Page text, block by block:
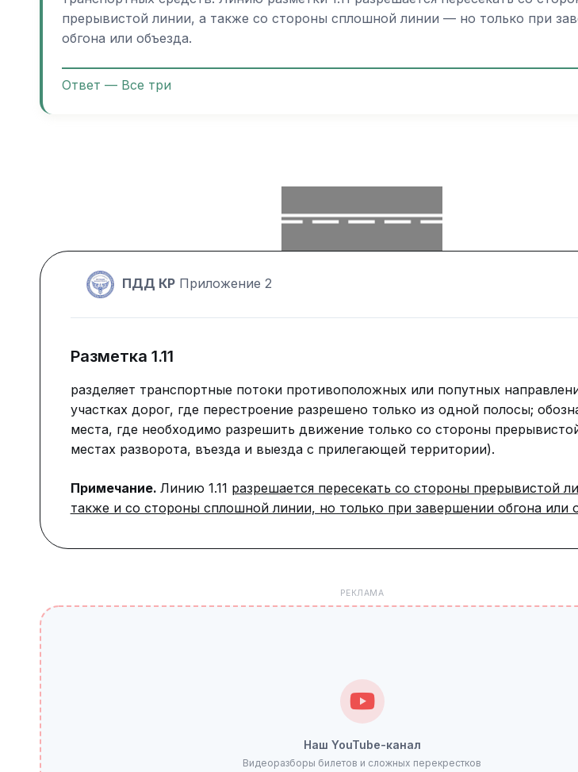
прерывистой линии, а также со стороны сплошной линии — но только при
обгона или объезда.
Ответ — Все три
ПДД КРПриложение 2
Разметка 1.11
разделяет транспортные потоки противоположных или попутных
участках дорог, где перестроение разрешено только из одной полосы;
места, где необходимо разрешить движение только со стороны
местах разворота, въезда и выезда с прилегающей территории).
Примечание. Линию 1.11 разрешается пересекать со стороны прерывистой
также и со стороны сплошной линии, но только при завершении обгона или
РЕКЛАМА
Наш YouTube-канал
Видеоразборы билетов и сложных перекрестков